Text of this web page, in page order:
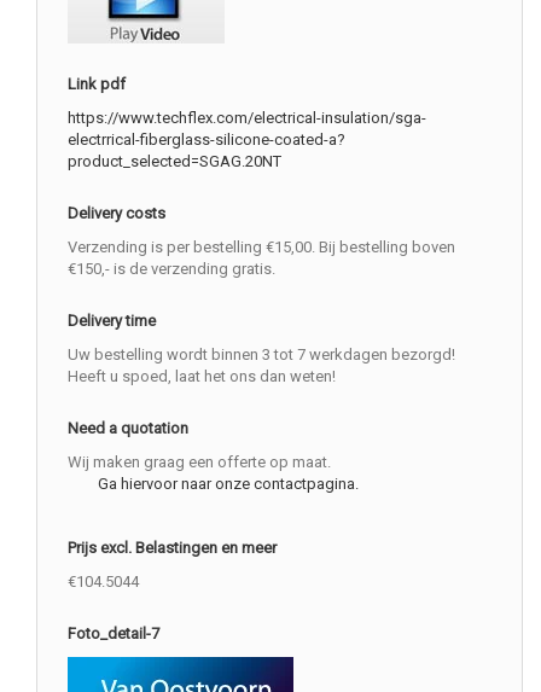
Link pdf
https://www.techflex.com/electrical-insulation/sga-
electrrical-fiberglass-silicone-coated-a?
product_selected=SGAG.20NT
Delivery costs
Verzending is per bestelling €15,00. Bij bestelling boven
€150,- is de verzending gratis.
Delivery time
Uw bestelling wordt binnen 3 tot 7 werkdagen bezorgd!
Heeft u spoed, laat het ons dan weten!
Need a quotation
Wij maken graag een offerte op maat.
Ga hiervoor naar onze contactpagina.
Prijs excl. Belastingen en meer
€104.5044
Foto_detail-7